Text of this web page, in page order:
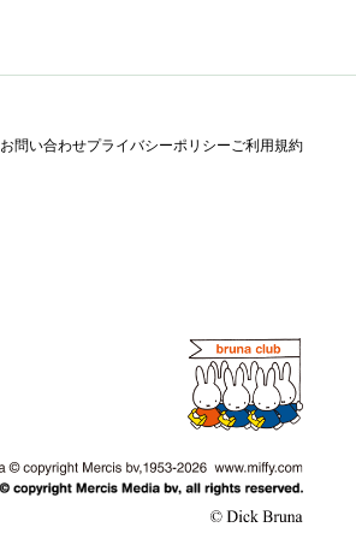
お問い合わせプライバシーポリシーご利用規約